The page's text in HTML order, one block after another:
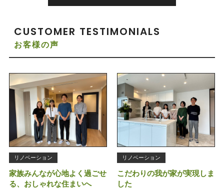
CUSTOMER TESTIMONIALS
お客様の声
リノベーション
家族みんなが心地よく過ごせ
る、おしゃれな住まいへ
リノベーション
こだわりの我が家が実現しま
した